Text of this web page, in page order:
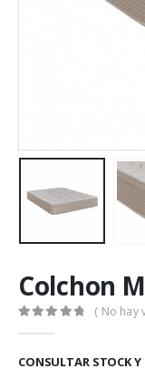
Colchon
( No hay
CONSULTAR STOCK Y